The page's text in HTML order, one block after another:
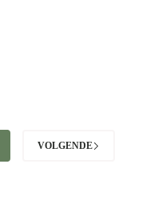
VOLGENDE